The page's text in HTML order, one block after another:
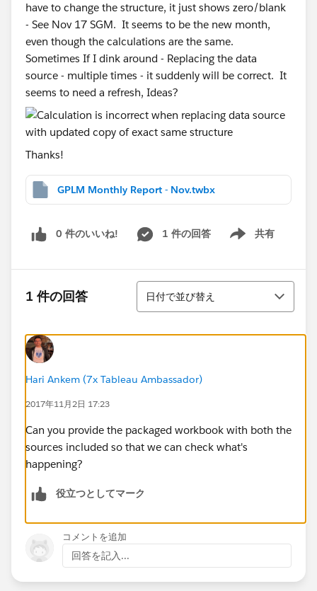
have to change the structure, it just shows zero/blank
- See Nov 17 SGM. It seems to be the new month,
even though the calculations are the same.
Sometimes If I dink around - Replacing the data
source - multiple times - it suddenly will be correct. It
seems to need a refresh, Ideas?
Thanks!
GPLM Monthly Report - Nov.twbx
0 件のいいね! 1 件の回答 共有
Show menu
1 件の回答
並び替え
日付で並び替え
Hari Ankem (7x Tableau Ambassador)
2017年11月2日 17:23
Can you provide the packaged workbook with both the
sources included so that we can check what's
happening?
役立つとしてマーク
コメントを追加
回答を記入...